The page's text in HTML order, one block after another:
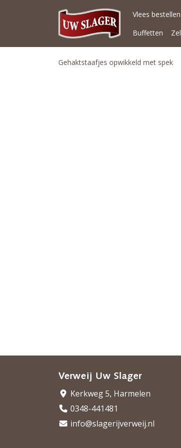
Vlees bestellen
Buffetten
Gehaktstaafjes opwikkeld met spek
Verweij Uw Slager
Kerkweg 5, Harmelen
0348-441481
info@slagerijverweij.nl